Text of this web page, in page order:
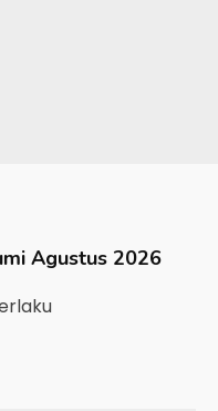
Agustus 2026